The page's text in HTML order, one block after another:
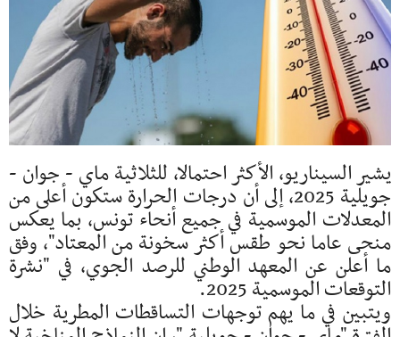
يشير السيناريو، الأكثر احتمالا، للثلاثية ماي - جوان -
جويلية 2025، إلى أن درجات الحرارة ستكون أعلى من
المعدلات الموسمية في جميع أنحاء تونس، بما يعكس
منحى عاما نحو طقس أكثر سخونة من المعتاد"، وفق
ما أعلن عن المعهد الوطني للرصد الجوي، في "نشرة
التوقعات الموسمية 2025.
ويتبين في ما يهم توجهات التساقطات المطرية خلال